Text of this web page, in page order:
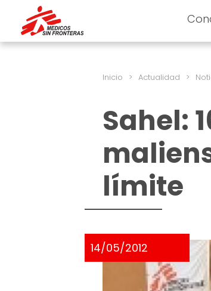
Inicio > Actualidad >
Sahel:
límite
14/05/2012